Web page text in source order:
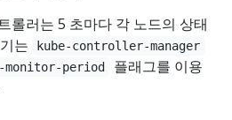
롤러는 5 초마다 각 노드의 상태
는
kube-controller-manager
monitor-period
플래그를 이용